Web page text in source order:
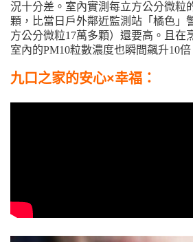
況十分差。室內實測每立方公分微粒
顆，比當日戶外鄰近監測站「橘色」
方公分微粒17萬多顆）還要高。且在
室內的PM10粒數濃度也瞬間飆升10倍
九口之家的安心×幸福：